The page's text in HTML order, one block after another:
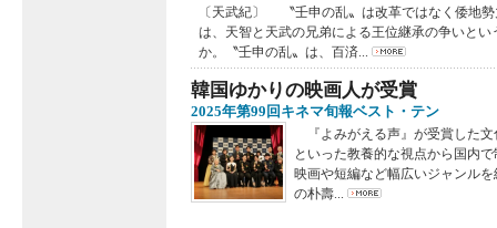
〔天武紀〕 〝壬申の乱〟は改革ではなく倭地
は、天智と天武の兄弟による王位継承の争いと
か。〝壬申の乱〟は、百済...
韓国ゆかりの映画人が受賞
2025年第99回キネマ旬報ベスト・テン
『よみがえる声』が受賞した
といった教養的な視点から国内
映画や短編など幅広いジャンル
の朴壽...